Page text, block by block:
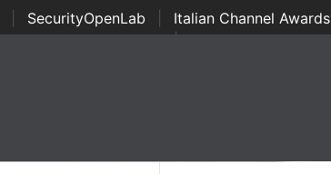
SecurityOpenLab Italian Channel Awards
Awards | ...